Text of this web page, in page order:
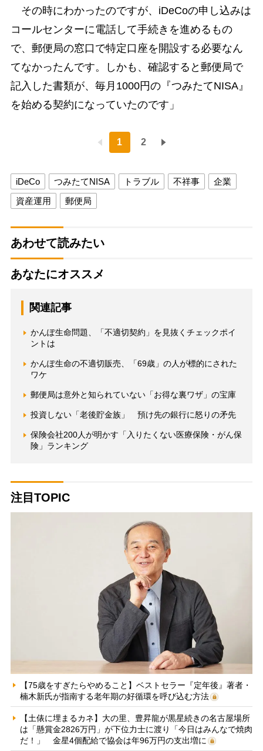
その時にわかったのですが、iDeCoの申し込みは
コールセンターに電話して手続きを進めるもの
で、郵便局の窓口で特定口座を開設する必要なん
てなかったんです。しかも、確認すると郵便局で
記入した書類が、毎月1000円の『つみたてNISA』
を始める契約になっていたのです」
1 2
iDeCo つみたてNISA トラブル 不祥事
企業
資産運用
郵便局
あわせて読みたい
あなたにオススメ
関連記事
かんぽ生命問題、「不適切契約」を見抜くチェックポイ
ントは
かんぽ生命の不適切販売、「69歳」の人が標的にされた
ワケ
郵便局は意外と知られていない「お得な裏ワザ」の宝庫
投資しない「老後貯金族」 預け先の銀行に怒りの矛先
保険会社200人が明かす「入りたくない医療保険・がん保
険」ランキング
注目TOPIC
【75歳をすぎたらやめること】ベストセラー『定年後』著者・
楠木新氏が指南する老年期の好循環を呼び込む方法
【土俵に埋まるカネ】大の里、豊昇龍が黒星続きの名古屋場所
は「懸賞金2826万円」が下位力士に渡り「今日はみんなで焼肉
だ！」 金星4個配給で協会は年96万円の支出増に